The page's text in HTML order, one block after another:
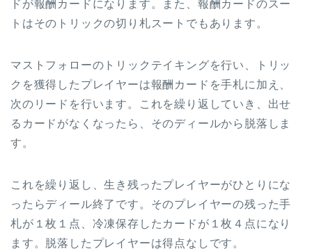
ドが報酬カードになります。また、報酬カードのスー
トはそのトリックの切り札スートでもあります。
マストフォローのトリックテイキングを行い、トリッ
クを獲得したプレイヤーは報酬カードを手札に加え、
次のリードを行います。これを繰り返していき、出せ
るカードがなくなったら、そのディールから脱落しま
す。
これを繰り返し、生き残ったプレイヤーがひとりにな
ったらディール終了です。そのプレイヤーの残った手
札が１枚１点、冷凍保存したカードが１枚４点になり
ます。脱落したプレイヤーは得点なしです。